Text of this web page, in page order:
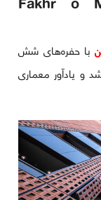
با حفره‌های شش
و یادآور معماری